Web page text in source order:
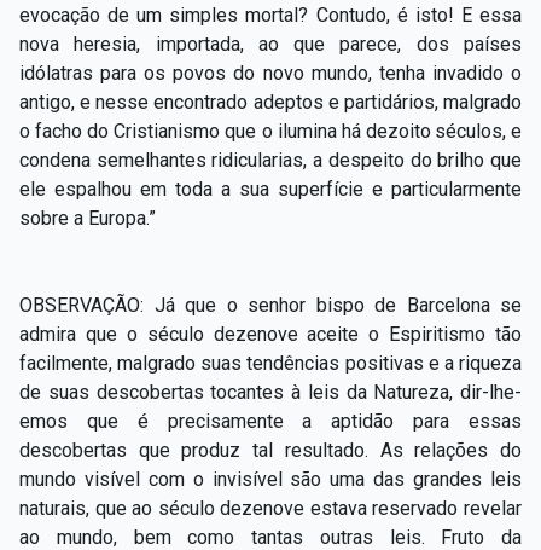
evocação de um simples mortal? Contudo, é isto! E essa
nova heresia, importada, ao que parece, dos países
idólatras para os povos do novo mundo, tenha invadido o
antigo, e nesse encontrado adeptos e partidários, malgrado
o facho do Cristianismo que o ilumina há dezoito séculos, e
condena semelhantes ridicularias, a despeito do brilho que
ele espalhou em toda a sua superfície e particularmente
sobre a Europa.”
OBSERVAÇÃO: Já que o senhor bispo de Barcelona se
admira que o século dezenove aceite o Espiritismo tão
facilmente, malgrado suas tendências positivas e a riqueza
de suas descobertas tocantes à leis da Natureza, dir-lhe-
emos que é precisamente a aptidão para essas
descobertas que produz tal resultado. As relações do
mundo visível com o invisível são uma das grandes leis
naturais, que ao século dezenove estava reservado revelar
ao mundo, bem como tantas outras leis. Fruto da